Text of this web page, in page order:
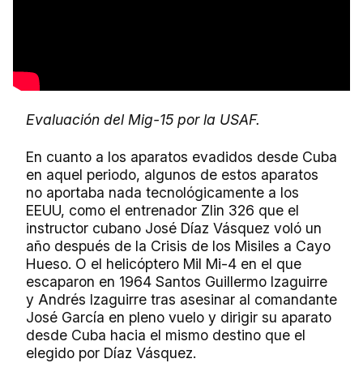
Evaluación del Mig-15 por la USAF.
En cuanto a los aparatos evadidos desde Cuba
en aquel periodo, algunos de estos aparatos
no aportaba nada tecnológicamente a los
EEUU, como el entrenador Zlin 326 que el
instructor cubano José Díaz Vásquez voló un
año después de la Crisis de los Misiles a Cayo
Hueso. O el helicóptero Mil Mi-4 en el que
escaparon en 1964 Santos Guillermo Izaguirre
y Andrés Izaguirre tras asesinar al comandante
José García en pleno vuelo y dirigir su aparato
desde Cuba hacia el mismo destino que el
elegido por Díaz Vásquez.